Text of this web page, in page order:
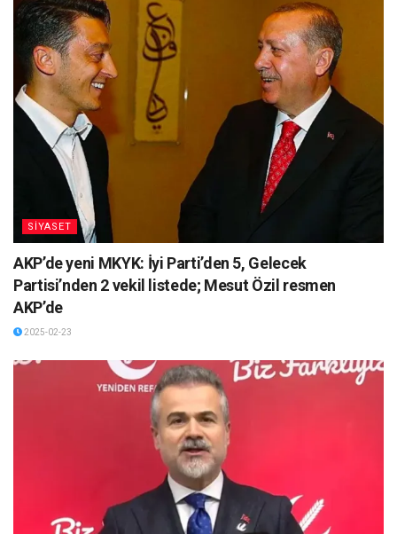
SİYASET
AKP’de yeni MKYK: İyi Parti’den 5, Gelecek
Partisi’nden 2 vekil listede; Mesut Özil resmen
AKP’de
2025-02-23